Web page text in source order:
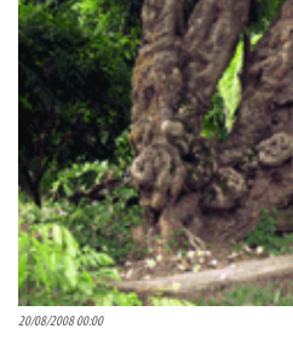
20/08/2008 00:00